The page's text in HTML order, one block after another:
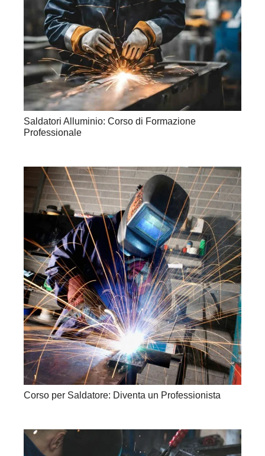
Saldatori Alluminio: Corso di Formazione
Professionale
Corso per Saldatore: Diventa un Professionista